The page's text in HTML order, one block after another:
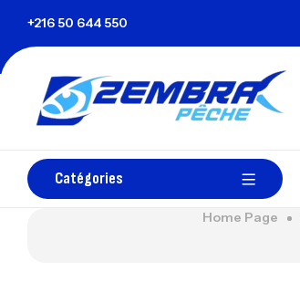
+216 50 644 550
Catégories
Home Page